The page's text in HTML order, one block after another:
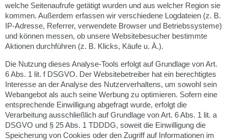
welche Seitenaufrufe getätigt wurden und aus welcher Region sie
kommen. Außerdem erfassen wir verschiedene Logdateien (z. B.
IP-Adresse, Referrer, verwendete Browser und Betriebssysteme)
und können messen, ob unsere Websitebesucher bestimmte
Aktionen durchführen (z. B. Klicks, Käufe u. Ä.).
Die Nutzung dieses Analyse-Tools erfolgt auf Grundlage von Art.
6 Abs. 1 lit. f DSGVO. Der Websitebetreiber hat ein berechtigtes
Interesse an der Analyse des Nutzerverhaltens, um sowohl sein
Webangebot als auch seine Werbung zu optimieren. Sofern eine
entsprechende Einwilligung abgefragt wurde, erfolgt die
Verarbeitung ausschließlich auf Grundlage von Art. 6 Abs. 1 lit. a
DSGVO und § 25 Abs. 1 TDDDG, soweit die Einwilligung die
Speicherung von Cookies oder den Zugriff auf Informationen im